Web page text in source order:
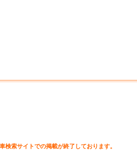
検索サイトでの掲載が終了しております。